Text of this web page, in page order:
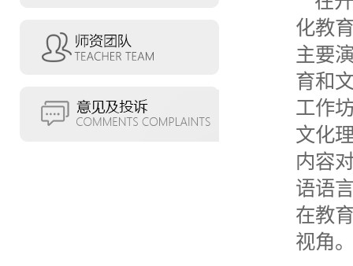
化教
主要
育和
工作
文化
内容
语语
在教
视角